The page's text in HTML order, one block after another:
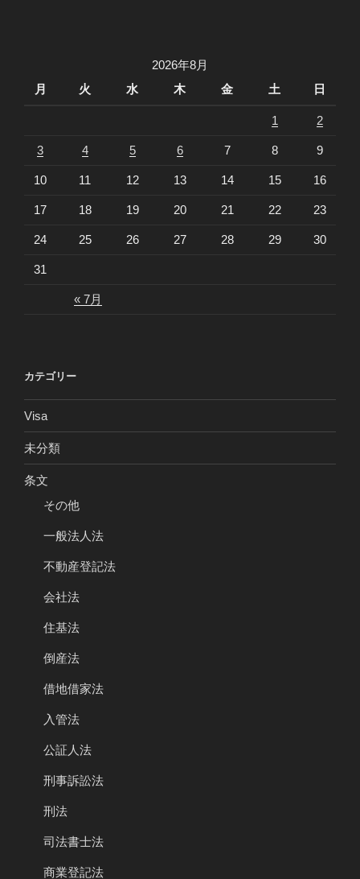
2026年8月
月
火 水 木 金 土 日
« 7月
1 2
3 4 5 6 7 8 9
10 11 12 13 14 15 16
17 18 19 20 21 22 23
24 25 26 27 28 29 30
31
カテゴリー
Visa
未分類
条文
その他
一般法人法
不動産登記法
会社法
住基法
倒産法
借地借家法
入管法
公証人法
刑事訴訟法
刑法
司法書士法
商業登記法